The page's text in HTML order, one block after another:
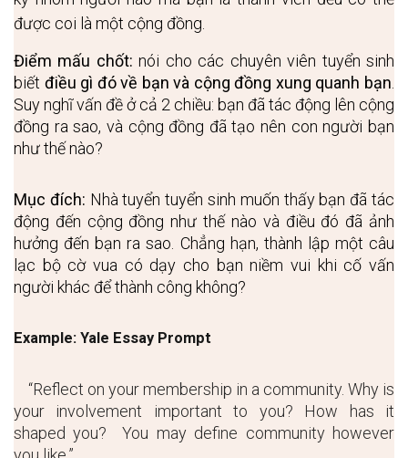
được coi là một cộng đồng.
Điểm mấu chốt: nói cho các chuyên viên tuyển sinh
biết điều gì đó về bạn và cộng đồng xung quanh bạn
Suy nghĩ vấn đề ở cả 2 chiều: bạn đã tác động lên cộng
đồng ra sao, và cộng đồng đã tạo nên con người bạn
như thế nào?
Mục đích: Nhà tuyển tuyển sinh muốn thấy bạn đã tác
động đến cộng đồng như thế nào và điều đó đã ảnh
hưởng đến bạn ra sao. Chẳng hạn, thành lập một câu
lạc bộ cờ vua có dạy cho bạn niềm vui khi cố vấn
người khác để thành công không?
Example: Yale Essay Prompt
“Reflect on your membership in a community. Why is
your involvement important to you? How has it
shaped you?  You may define community however